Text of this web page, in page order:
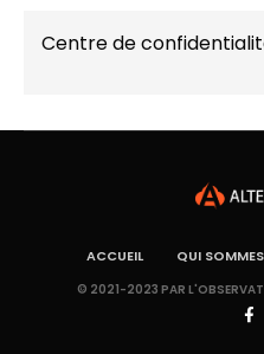
Centre de
ACCUEIL QUI
© 2021-2023 PAR